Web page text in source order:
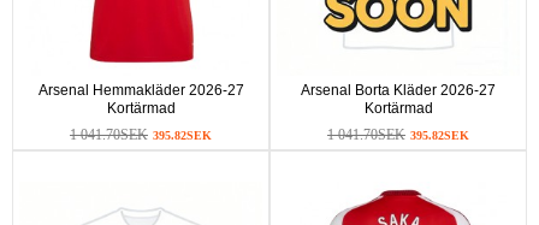
Arsenal Hemmakläder 2026-27
Kortärmad
1 041.70SEK 395.82SEK
Arsenal Borta Kläder 2026-27
Kortärmad
1 041.70SEK 395.82SEK